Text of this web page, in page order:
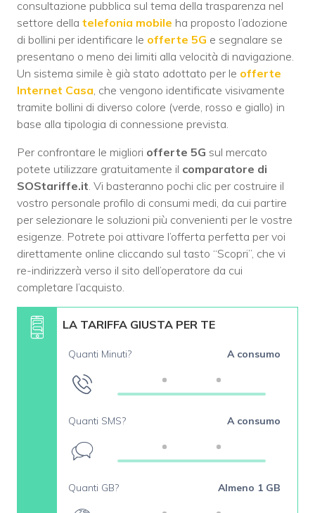
consultazione pubblica sul tema della trasparenza nel
settore della telefonia mobile ha proposto l’adozione
di bollini per identificare le offerte 5G e segnalare se
presentano o meno dei limiti alla velocità di navigazione.
Un sistema simile è già stato adottato per le offerte
Internet Casa, che vengono identificate visivamente
tramite bollini di diverso colore (verde, rosso e giallo) in
base alla tipologia di connessione prevista.
Per confrontare le migliori offerte 5G sul mercato
potete utilizzare gratuitamente il comparatore di
SOStariffe.it. Vi basteranno pochi clic per costruire il
vostro personale profilo di consumi medi, da cui partire
per selezionare le soluzioni più convenienti per le vostre
esigenze. Potrete poi attivare l’offerta perfetta per voi
direttamente online cliccando sul tasto “Scopri”, che vi
re-indirizzerà verso il sito dell’operatore da cui
completare l’acquisto.
LA TARIFFA GIUSTA PER TE
Quanti Minuti? A consumo
Quanti SMS? A consumo
Quanti GB? Almeno 1 GB